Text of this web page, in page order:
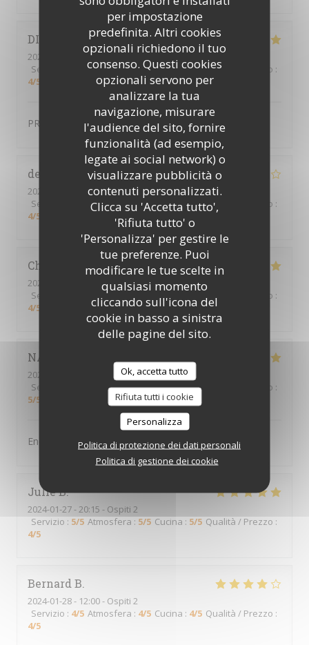
per impostazione
predefinita. Altri cookies
opzionali richiedono il tuo
consenso. Questi cookies
opzionali servono per
analizzare la tua
navigazione, misurare
l'audience del sito, fornire
funzionalità (ad esempio,
legate ai social network) o
visualizzare pubblicità o
contenuti personalizzati.
Clicca su 'Accetta tutto',
'Rifiuta tutto' o
'Personalizza' per gestire le
tue preferenze. Puoi
modificare le tue scelte in
qualsiasi momento
cliccando sull'icona del
cookie in basso a sinistra
delle pagine del sito.
Ok, accetta tutto
Rifiuta tutti i cookie
Personalizza
Politica di protezione dei dati personali
Politica di gestione dei cookie
DIDIER
2024-01-12
- 19:15 - Ospiti 2
Servizio
Atmosfera:4 /5 Cucina:5/5 Qualità / Prezzo :
4/5
PRODUIT FRAIS TRES BONNE QUALITE
delphine
2024-02-01
- 19:30 - Ospiti 4
Servizio
Atmosfera: 4/5 Cucina :5/5 Qualità / Prezzo :
4/5
Christine T
2024-01-30
- 19:00 - Ospiti 4
Servizio
Atmosfera : Cucina Qualità / Prezzo :
4/5
NATHALIE
2024-01-27
- 19:30 - Ospiti 9
Servizio
Atmosfera:5/5 Cucina:5/5 Qualità / Prezzo :
5/5
Endroit très sympa, serveurs au top
JulieB
2024-01-27- 20:15 - Ospiti 2
Servizio : 5/5 Atmosfera : 5/5 Cucina : 5/5 Qualità / Prezzo :
4/5
Bernard B
2024-01-28- 12:00 - Ospiti 2
Servizio : 4/5 Atmosfera : 4/5 Cucina : 4/5 Qualità / Prezzo :
4/5